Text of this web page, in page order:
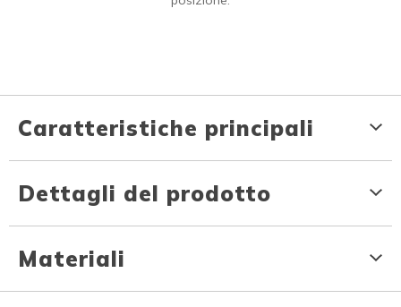
Caratteristiche principali
Dettagli del prodotto
Materiali